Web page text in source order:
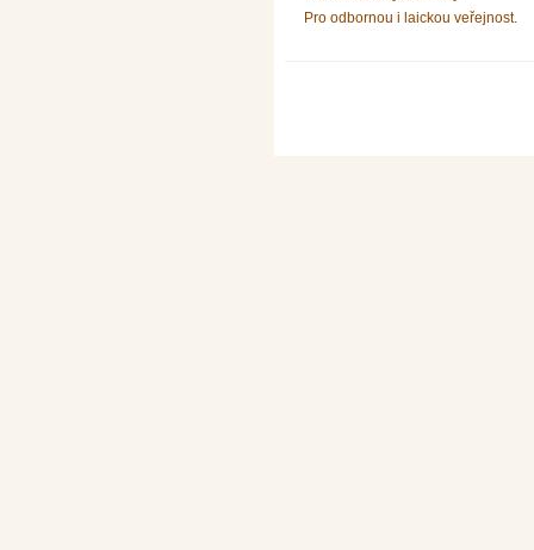
Pro odbornou i laickou veřejnost.